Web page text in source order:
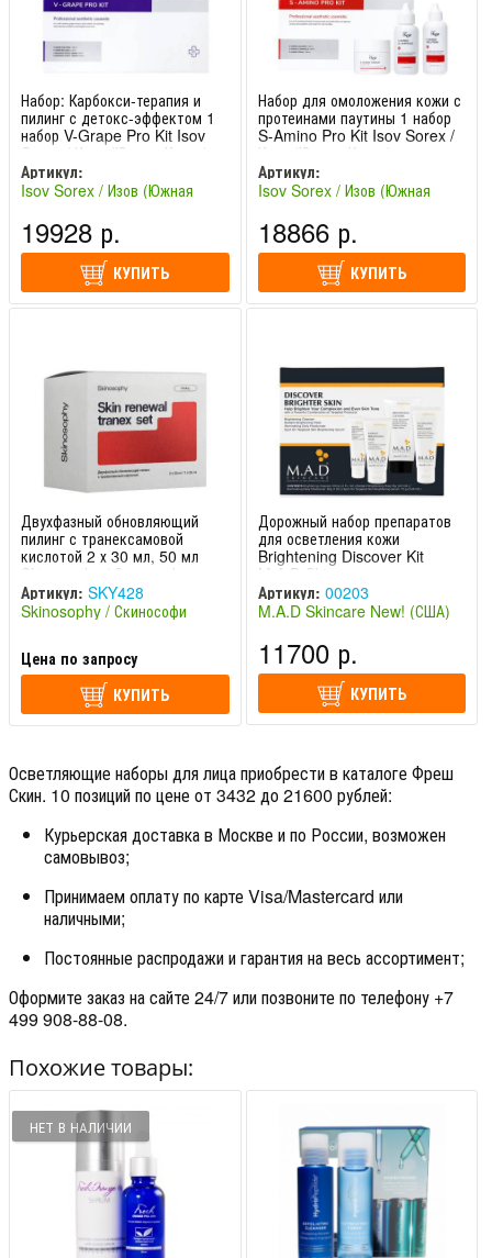
Набор: Карбокси-терапия и
пилинг с детокс-эффектом 1
набор V-Grape Pro Kit Isov
Sorex / Изов (Южная Корея)
Артикул:
Isov Sorex / Изов (Южная
19928 р.
КУПИТЬ
Набор для омоложения кожи с
протеинами паутины 1 набор
S-Amino Pro Kit Isov Sorex /
Изов (Южная Корея)
Артикул:
Isov Sorex / Изов (Южная
18866 р.
КУПИТЬ
Двухфазный обновляющий
пилинг с транексамовой
кислотой 2 х 30 мл, 50 мл
Skinosophy / Скинософи
Артикул: SKY428
Skinosophy / Скинософи
Цена по запросу
КУПИТЬ
Дорожный набор препаратов
для осветления кожи
Brightening Discover Kit
M.A.D Skincare
Артикул: 00203
M.A.D Skincare New! (США)
11700 р.
КУПИТЬ
Осветляющие наборы для лица приобрести в каталоге Фреш
Скин. 10 позиций по цене от 3432 до 21600 рублей:
Курьерская доставка в Москве и по России, возможен
самовывоз;
Принимаем оплату по карте Visa/Mastercard или
наличными;
Постоянные распродажи и гарантия на весь ассортимент;
Оформите заказ на сайте 24/7 или позвоните по телефону +7
499 908-88-08.
Похожие товары:
НЕТ В НАЛИЧИИ